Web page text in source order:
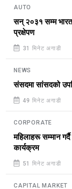
AUTO
सन् २०३१ सम्म
प्रक्षेपण
31 मिनेट अगाडी
NEWS
संसदमा सांसदको
49 मिनेट अगाडी
CORPORATE
महिलाहरू सम्मान
कार्यक्रम
51 मिनेट अगाडी
CAPITAL MARKET